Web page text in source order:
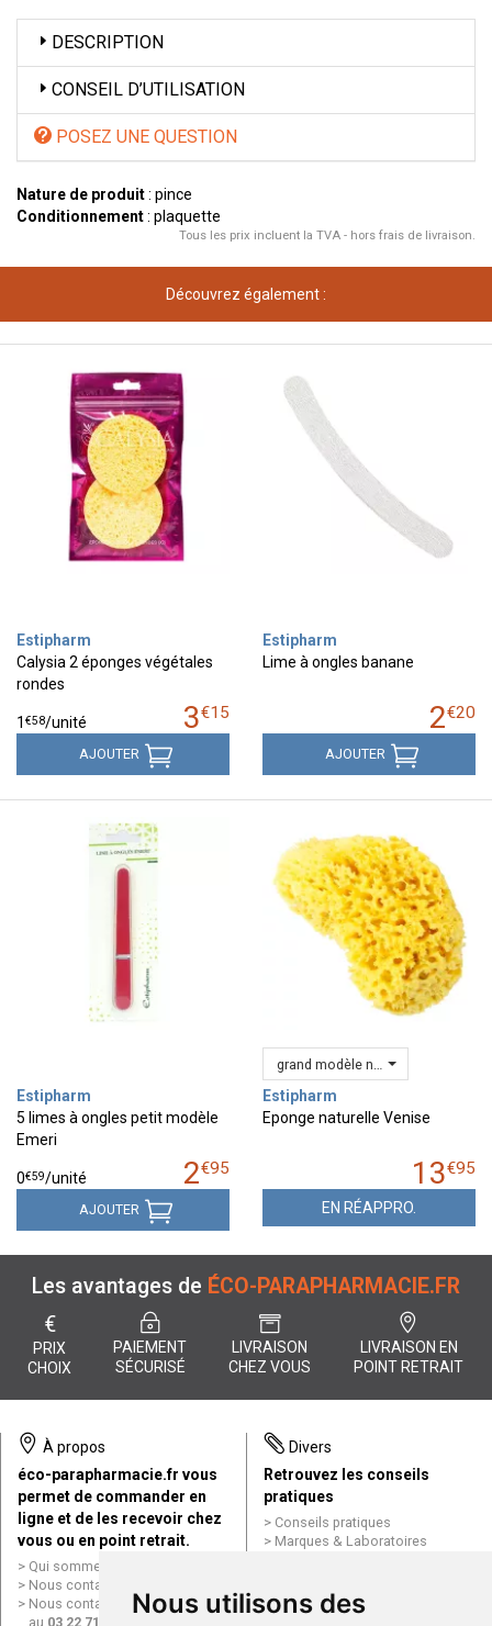
Nous utilisons des
DESCRIPTION
CONSEIL D’UTILISATION
POSEZ UNE QUESTION
Nature de produit: pince
Conditionnement: plaquette
Tous les prix incluent la TVA - hors frais de livraison.
Découvrez également :
Estipharm
Calysia 2 éponges végétales
rondes
3€15
1 €58/unité
AJOUTER
Estipharm
Lime à ongles banane
2€20
AJOUTER
Estipharm
5 limes à ongles petit modèle
Emeri
2€95
0€59/unité
AJOUTER
grand modèle n°12
Estipharm
Eponge naturelle Venise
13€95
EN RÉAPPRO.
Les avantages de ÉCO-PARAPHARMACIE.FR
€
PRIX
CHOIX
PAIEMENT
SÉCURISÉ
LIVRAISON
CHEZ VOUS
LIVRAISON EN
POINT RETRAIT
À propos
éco-parapharmacie.fr vous
permet de commander en
ligne et de les recevoir chez
vous ou en point retrait.
Qui sommes nous ?
Nous contacter par e-mail
Nous contacter par téléphone
au 03 22 71 64 10
Divers
Retrouvez les conseils
pratiques
Conseils pratiques
Marques & Laboratoires
Mentions légales
Données personnelles